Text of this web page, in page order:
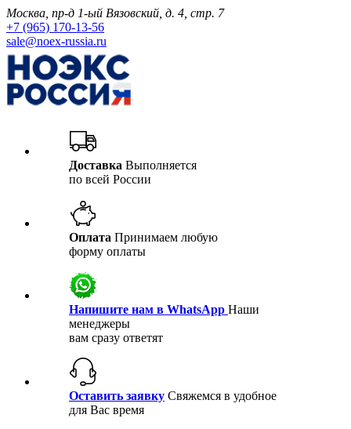
Москва, пр-д 1-ый Вязовский, д. 4, стр. 7
+7 (965) 170-13-56
sale@noex-russia.ru
Доставка Выполняется
по всей России
Оплата Принимаем любую
форму оплаты
Напишите нам в WhatsApp Наши
менеджеры
вам сразу ответят
Оставить заявку Свяжемся в удобное
для Вас время